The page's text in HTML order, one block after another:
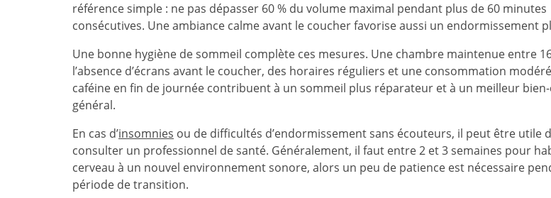
référence simple : ne pas dépasser 60 % du volume maximal pendant plus de 60 minutes
consécutives. Une ambiance calme avant le coucher favorise aussi un endormissement
Une bonne hygiène de sommeil complète ces mesures. Une chambre maintenue entre 16
l’absence d’écrans avant le coucher, des horaires réguliers et une consommation
caféine en fin de journée contribuent à un sommeil plus réparateur et à un meilleur
général.
En cas d’insomnies ou de difficultés d’endormissement sans écouteurs, il peut être utile
consulter un professionnel de santé. Généralement, il faut entre 2 et 3 semaines pour
cerveau à un nouvel environnement sonore, alors un peu de patience est nécessaire
période de transition.